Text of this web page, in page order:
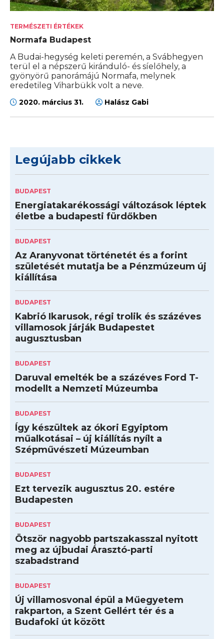
TERMÉSZETI ÉRTÉKEK
Normafa Budapest
A Budai-hegység keleti peremén, a Svábhegyen
terül el a népszerű kiránduló- és síelőhely, a
gyönyörű panorámájú Normafa, melynek
eredetileg Viharbükk volt a neve.
2020. március 31. Halász Gabi
Legújabb cikkek
BUDAPEST
Energiatakarékossági változások léptek
életbe a budapesti fürdőkben
BUDAPEST
Az Aranyvonat történetét és a forint
születését mutatja be a Pénzmúzeum új
kiállítása
BUDAPEST
Kabrió Ikarusok, régi trolik és százéves
villamosok járják Budapestet
augusztusban
BUDAPEST
Daruval emelték be a százéves Ford T-
modellt a Nemzeti Múzeumba
BUDAPEST
Így készültek az ókori Egyiptom
műalkotásai – új kiállítás nyílt a
Szépművészeti Múzeumban
BUDAPEST
Ezt tervezik augusztus 20. estére
Budapesten
BUDAPEST
Ötször nagyobb partszakasszal nyitott
meg az újbudai Árasztó-parti
szabadstrand
BUDAPEST
Új villamosvonal épül a Műegyetem
rakparton, a Szent Gellért tér és a
Budafoki út között